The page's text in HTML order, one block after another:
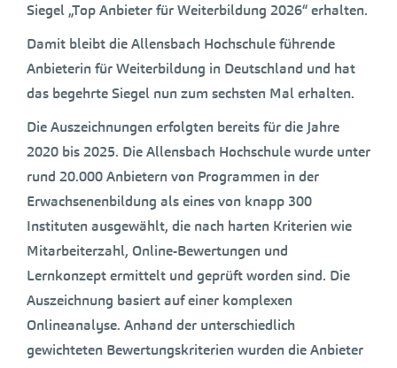
Siegel „Top Anbieter für Weiterbildung 2026“ erhalten.
Damit bleibt die Allensbach Hochschule führende
Anbieterin für Weiterbildung in Deutschland und hat
das begehrte Siegel nun zum sechsten Mal erhalten.
Die Auszeichnungen erfolgten bereits für die Jahre
2020 bis 2025. Die Allensbach Hochschule wurde unter
rund 20.000 Anbietern von Programmen in der
Erwachsenenbildung als eines von knapp 300
Instituten ausgewählt, die nach harten Kriterien wie
Mitarbeiterzahl, Online-Bewertungen und
Lernkonzept ermittelt und geprüft worden sind. Die
Auszeichnung basiert auf einer komplexen
Onlineanalyse. Anhand der unterschiedlich
gewichteten Bewertungskriterien wurden die Anbieter